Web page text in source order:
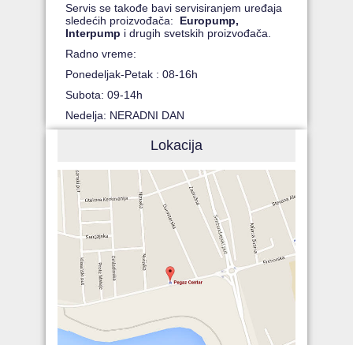
Servis se takođe bavi servisiranjem uređaja
sledećih proizvođača: Europump,
Interpump i drugih svetskih proizvođača.
Radno vreme:
Ponedeljak-Petak : 08-16h
Subota: 09-14h
Nedelja: NERADNI DAN
Lokacija